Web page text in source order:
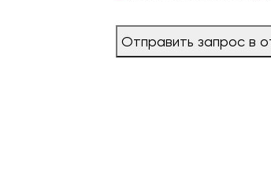
Отправить запрос в